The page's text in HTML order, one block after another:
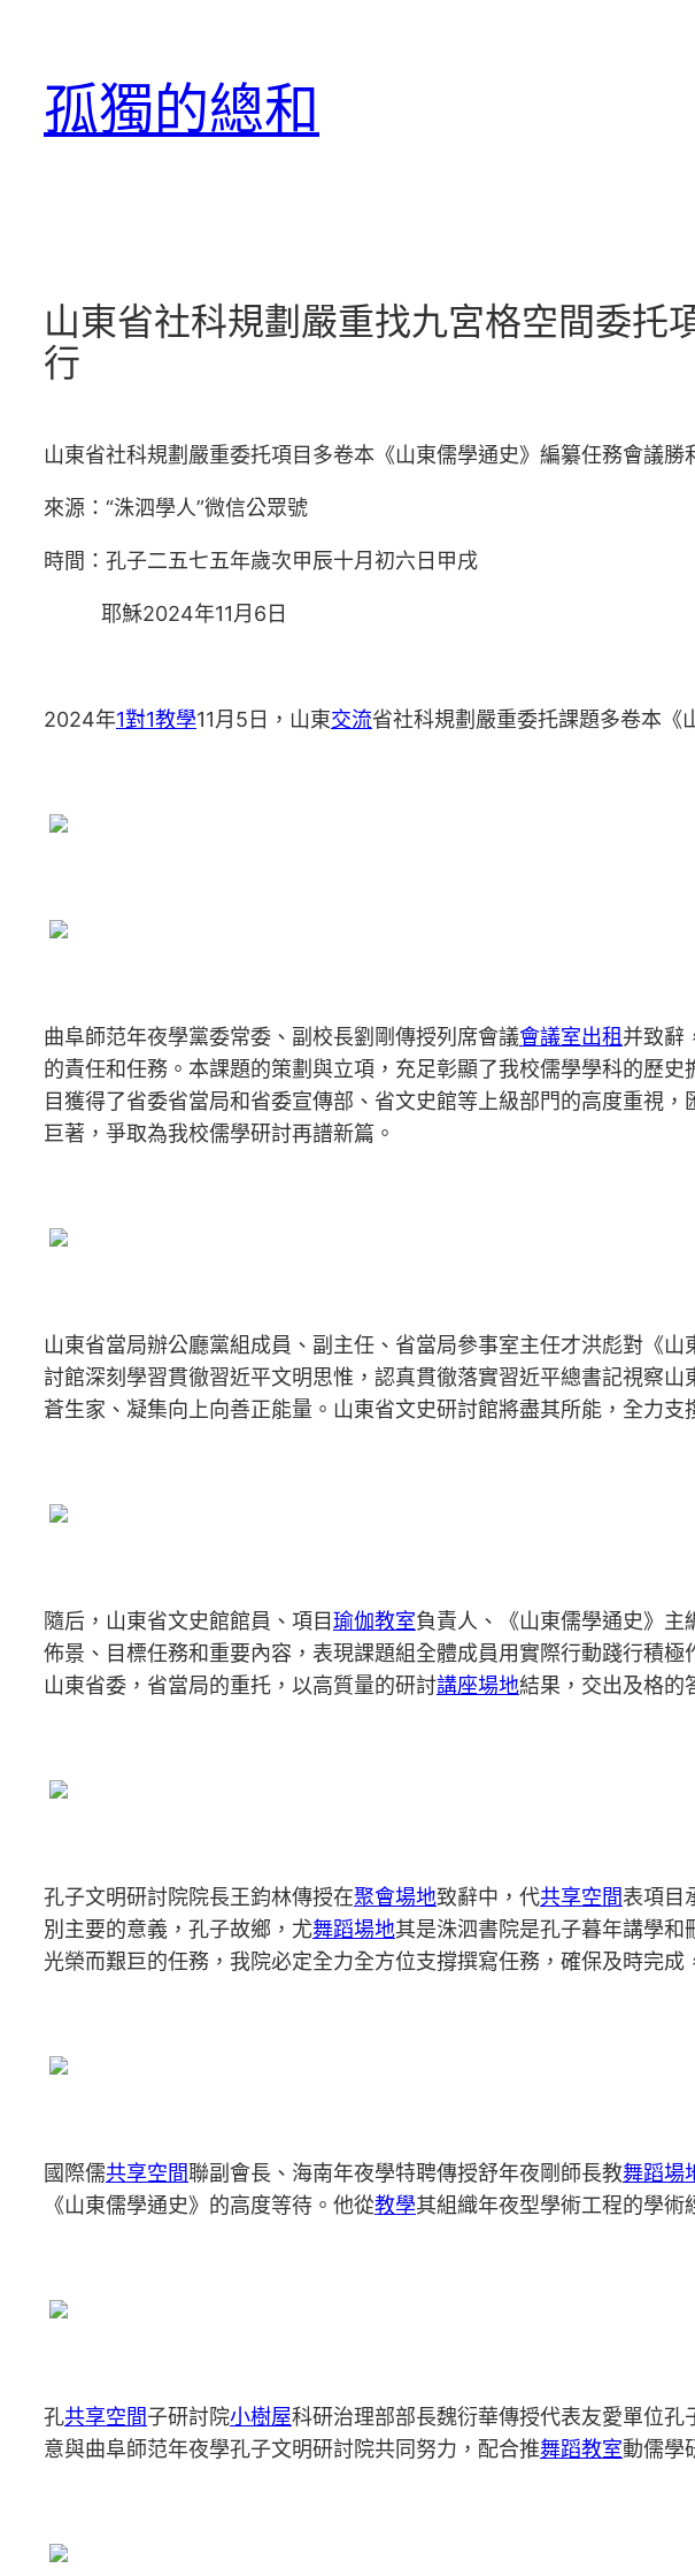
孤獨的總和
山東省社科規劃嚴重找九宮格空間委托
行
山東省社科規劃嚴重委托項目多卷本《山東儒學通史》編纂任務會議勝
來源：“洙泗學人”微信公眾號
時間：孔子二五七五年歲次甲辰十月初六日甲戌
耶穌2024年11月6日
2024年1對1教學11月5日，山東交流省社科規劃嚴重委托課題多卷本《
曲阜師范年夜學黨委常委、副校長劉剛傳授列席會議會議室出租并致辭
的責任和任務。本課題的策劃與立項，充足彰顯了我校儒學學科的歷
目獲得了省委省當局和省委宣傳部、省文史館等上級部門的高度重視
巨著，爭取為我校儒學研討再譜新篇。
山東省當局辦公廳黨組成員、副主任、省當局參事室主任才洪彪對《
討館深刻學習貫徹習近平文明思惟，認真貫徹落實習近平總書記視察山
蒼生家、凝集向上向善正能量。山東省文史研討館將盡其所能，全力
隨后，山東省文史館館員、項目瑜伽教室負責人、《山東儒學通史》
佈景、目標任務和重要內容，表現課題組全體成員用實際行動踐行積
山東省委，省當局的重托，以高質量的研討講座場地結果，交出及格的
孔子文明研討院院長王鈞林傳授在聚會場地致辭中，代共享空間表項目
別主要的意義，孔子故鄉，尤舞蹈場地其是洙泗書院是孔子暮年講學
光榮而艱巨的任務，我院必定全力全方位支撐撰寫任務，確保及時完
國際儒共享空間聯副會長、海南年夜學特聘傳授舒年夜剛師長教舞蹈場
《山東儒學通史》的高度等待。他從教學其組織年夜型學術工程的學
孔共享空間子研討院小樹屋科研治理部部長魏衍華傳授代表友愛單位
意與曲阜師范年夜學孔子文明研討院共同努力，配合推舞蹈教室動儒學